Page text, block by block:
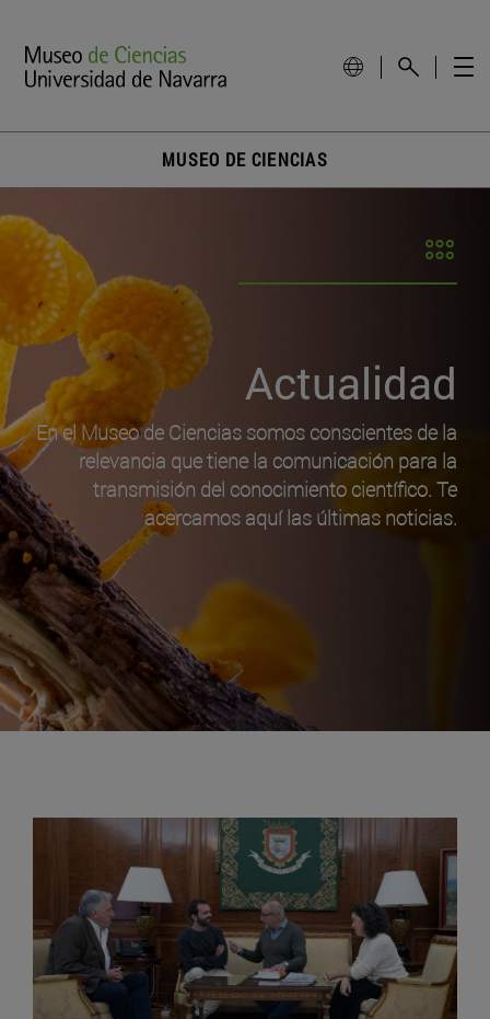
MUSEO DE CIENCIAS
Actualidad
En el Museo de Ciencias somos conscientes de la
relevancia que tiene la comunicación para la
transmisión del conocimiento científico. Te
acercamos aquí las últimas noticias.